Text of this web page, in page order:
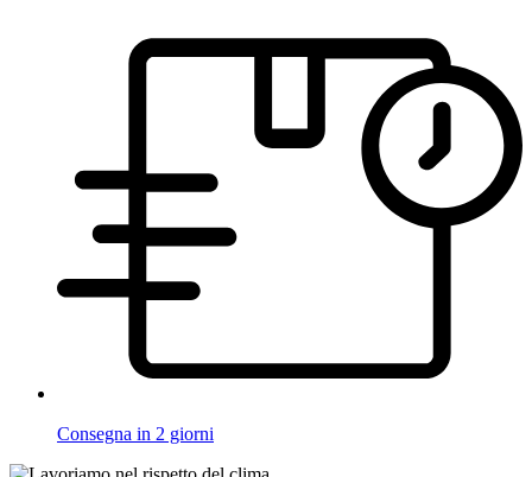
Consegna in 2 giorni